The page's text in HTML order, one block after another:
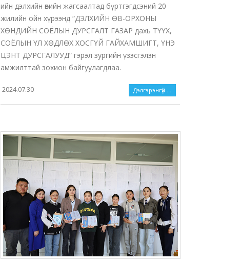
ийн дэлхийн өвийн жагсаалтад бүртгэгдсэний 20
жилийн ойн хүрээнд “ДЭЛХИЙН ӨВ-ОРХОНЫ
ХӨНДИЙН СОЁЛЫН ДУРСГАЛТ ГАЗАР дахь ТҮҮХ,
СОЁЛЫН ҮЛ ХӨДЛӨХ ХОСГҮЙ ГАЙХАМШИГТ, ҮНЭ
ЦЭНТ ДУРСГАЛУУД” гэрэл зургийн үзэсгэлэн
амжилттай зохион байгуулагдлаа.
2024.07.30 Дэлгэрэнгүй ...